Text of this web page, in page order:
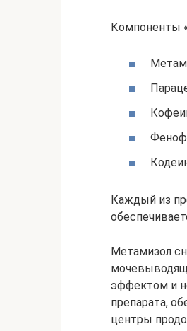
Компоненты
Каждый из
Метамизол
эффектом и
препарата,
центры